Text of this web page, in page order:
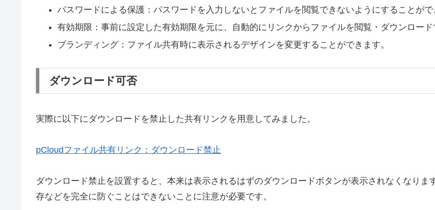
パスワードによる保護：パスワードを入力しないとファイルを閲覧できないようにすることが
有効期限：事前に設定した有効期限を元に、自動的にリンクからファイルを閲覧・ダウンロー
ブランディング：ファイル共有時に表示されるデザインを変更することができます。
ダウンロード可否
実際に以下にダウンロードを禁止した共有リンクを用意してみました。
pCloudファイル共有リンク：ダウンロード禁止
ダウンロード禁止を設置すると、本来は表示されるはずのダウンロードボタンが表示されなくなり
存などを完全に防ぐことはできないことに注意が必要です。